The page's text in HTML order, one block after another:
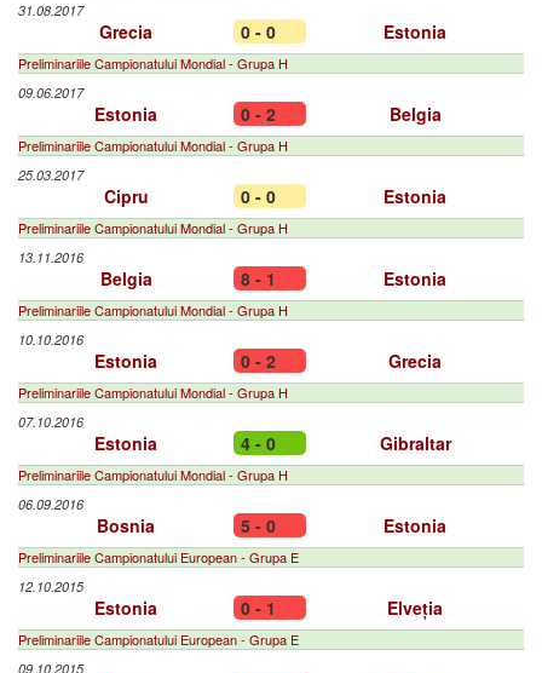
31.08.2017
Grecia 0 - 0 Estonia
Preliminariile Campionatului Mondial - Grupa H
09.06.2017
Estonia 0 - 2 Belgia
Preliminariile Campionatului Mondial - Grupa H
25.03.2017
Cipru 0 - 0 Estonia
Preliminariile Campionatului Mondial - Grupa H
13.11.2016
Belgia 8 - 1 Estonia
Preliminariile Campionatului Mondial - Grupa H
10.10.2016
Estonia 0 - 2 Grecia
Preliminariile Campionatului Mondial - Grupa H
07.10.2016
Estonia 4 - 0 Gibraltar
Preliminariile Campionatului Mondial - Grupa H
06.09.2016
Bosnia 5 - 0 Estonia
Preliminariile Campionatului European - Grupa E
12.10.2015
Estonia 0 - 1 Elveția
Preliminariile Campionatului European - Grupa E
09.10.2015